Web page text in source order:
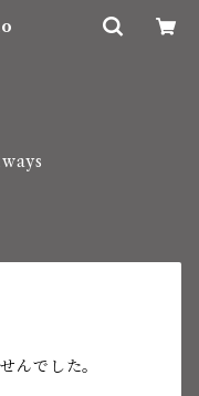
んでした。